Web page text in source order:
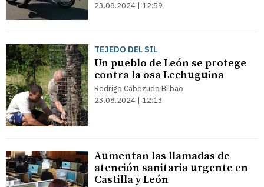
23.08.2024 | 12:59
TEJEDO DEL SIL
Un pueblo de León se protege
contra la osa Lechuguina
Rodrigo Cabezudo Bilbao
23.08.2024 | 12:13
Aumentan las llamadas de
atención sanitaria urgente en
Castilla y León